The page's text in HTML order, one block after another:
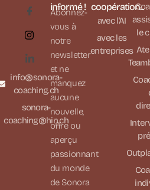
info@sonora-
coaching.ch
sonora-
coaching@hin.ch
informé !
Abonnez-
vous à
notre
newsletter
et ne
manquez
aucune
nouvelle,
offre ou
aperçu
passionnant
du monde
de Sonora
coopération...
avec l'AI
avec les
entreprises
le